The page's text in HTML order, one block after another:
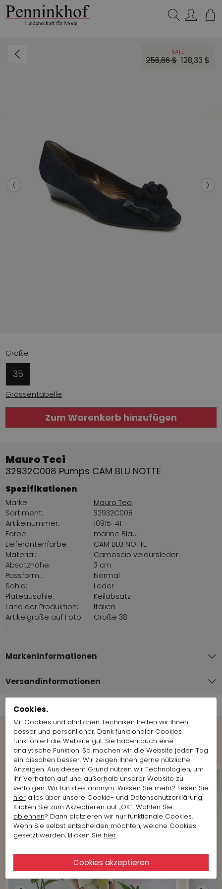
SALE
256,66 $ 128,33 $
Größe
35
Grössentabelle
Zum Warenkorb hinzufügen
Mauro Teci
32932C008 Pumps CAM BLU NOTTE
Spezifikationen
Marke :
Mauro Teci
Sortiment:
32932C008
Artikelnummer:
10915-41
Farbe:
marine Blau
Lieferantenfarbe:
CAM BLU NOTTE
Material:
Camoscio veloursleder
Absatzhöhe:
3 cm
Passform::
Normal
Sohle:
Leder
Plateausohle:
Keilabsatz
Land der Produktion:
Italien
Artikelgröße auf Foto
:
Größe 38
Markeninformationen
Versandinformationen
Shop the Look
Cookies.
Mit Cookies und ähnlichen Techniken helfen wir Ihnen
besser und persönlicher. Dank funktionaler Cookies
funktioniert die Website gut. Sie haben auch eine
analytische Funktion. So machen wir die Website jeden Tag
ein bisschen besser. Wir zeigen Ihnen gerne nützliche
Anzeigen. Aus diesem Grund nutzen wir Technologien, um
Ihr Verhalten auf und außerhalb unserer Website zu
verfolgen. Wir tun dies anonym. Wissen Sie mehr? Lesen Sie
hieralles über unsere Cookie- und Datenschutzerklärung.
Klicken Sie zum Akzeptieren auf „OK“. Wählen Sie
ablehnen? Dann platzieren wir nur funktionale Cookies.
Wenn Sie selbst entscheiden möchten, welche Cookies
gesetzt werden, klicken Sie hier.